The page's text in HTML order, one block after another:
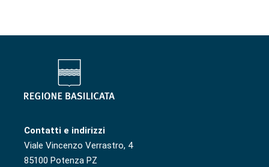
Contatti e indirizzi
Viale Vincenzo Verrastro, 4
85100 Potenza PZ